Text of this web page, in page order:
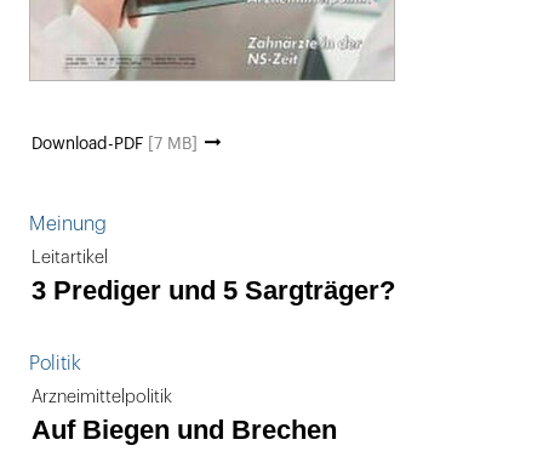
Download-PDF [7 MB]
Meinung
Leitartikel
3 Prediger und 5 Sargträger?
Politik
Arzneimittelpolitik
Auf Biegen und Brechen